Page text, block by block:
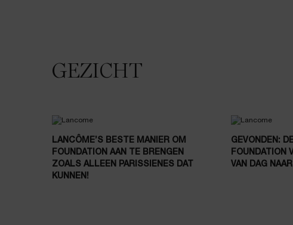
GEZICHT
LANCÔME’S BESTE MANIER OM
FOUNDATION AAN TE BRENGEN
ZOALS ALLEEN PARISSIENES DAT
KUNNEN!
GEVONDEN:
FOUNDATION
VAN DAG